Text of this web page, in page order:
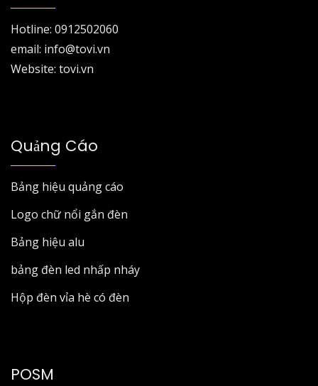
Hotline: 0912502060
email: info@tovi.vn
Website: tovi.vn
Quảng Cáo
Bảng hiệu quảng cáo
Logo chữ nổi gắn đèn
Bảng hiệu alu
bảng đèn led nhấp nháy
Hộp đèn vỉa hè có đèn
POSM